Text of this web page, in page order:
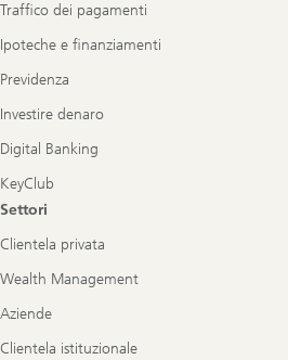
Traffico dei pagamenti
Ipoteche e finanziamenti
Previdenza
Investire denaro
Digital Banking
KeyClub
Settori
Clientela privata
Wealth Management
Aziende
Clientela istituzionale